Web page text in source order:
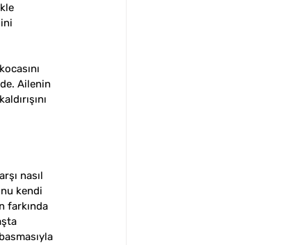
Ailenin
nasıl
kendi
farkında